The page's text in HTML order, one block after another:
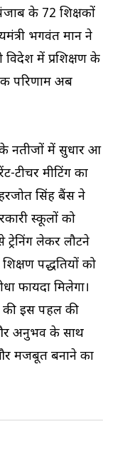
पंजाब के 72 शिक्षकों
भगवंत मान ने
में प्रशिक्षण के
परिणाम अब
नतीजों में सुधार हुआ
टीचर मीटिंग का
सिंह बैंस ने
स्कूलों को
लेकर लौटने
पद्धतियों को
फायदा मिलेगा।
की इस पहल की
अनुभव के साथ
मजबूत बनाने का